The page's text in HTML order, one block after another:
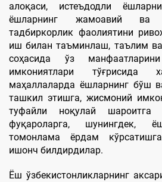
алоқаси, истеъдодли
ёшларнинг жамоавий ва
тадбиркорлик фаолиятини
иш билан таъминлаш, таълим
соҳасида ўз
имкониятлари тўғрисида
маҳаллаларда ёшларнинг бўш
ташкил этишга, жисмоний
туфайли ноқулай
фуқароларга, шунингдек,
томонлама ёрдам
ишонч билдирдилар.
Ёш ўзбекистонликларнинг